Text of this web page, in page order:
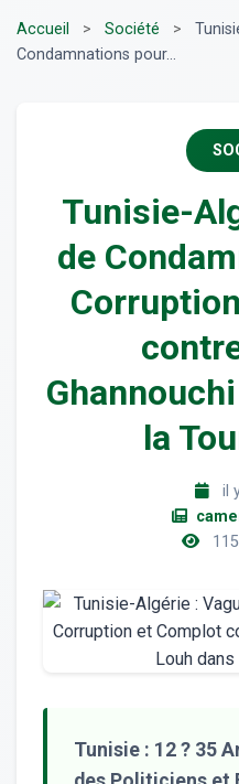
Accueil > Société >
Condamnations pour...
Tunisie-
de
la
il
Tunisie : 12 ? 35